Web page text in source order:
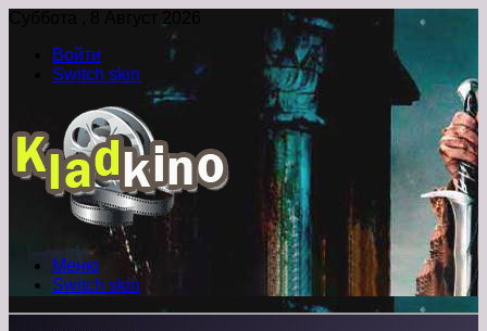
Суббота , 8 Август 2026
Войти
Switch skin
Меню
Switch skin